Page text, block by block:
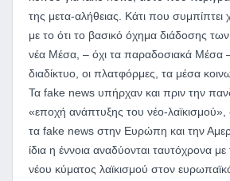
της μετα-αλήθειας. Κάτι που συμπίπτει
με το ότι το βασικό όχημα διάδοσης των
νέα Μέσα, – όχι τα παραδοσιακά Μέσα
διαδίκτυο, οι πλατφόρμες, τα μέσα
Τα fake news υπήρχαν και πριν την
«εποχή ανάπτυξης του νέο-
τα fake news στην Ευρώπη και την
ίδια η έννοια αναδύονται ταυτόχρονα
νέου κύματος λαϊκισμού στον